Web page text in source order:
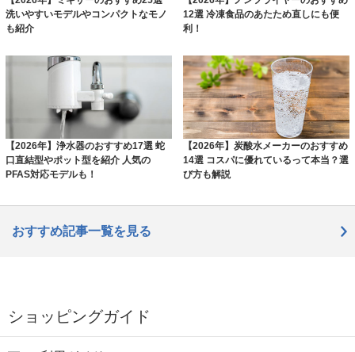
洗いやすいモデルやコンパクトなモノ
も紹介
12選 冷凍食品のあたため直しにも便
利！
【2026年】浄水器のおすすめ17選 蛇
口直結型やポット型を紹介 人気の
PFAS対応モデルも！
【2026年】炭酸水メーカーのおすすめ
14選 コスパに優れているって本当？選
び方も解説
おすすめ記事一覧を見る
ショッピングガイド